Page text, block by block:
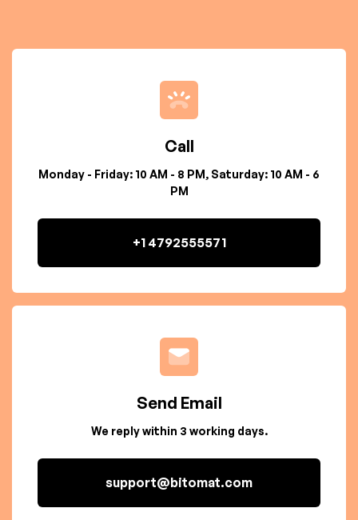
Call
Monday - Friday: 10 AM - 8 PM, Saturday: 10 AM - 6
PM
+1 4792555571
Send Email
We reply within 3 working days.
support@bitomat.com